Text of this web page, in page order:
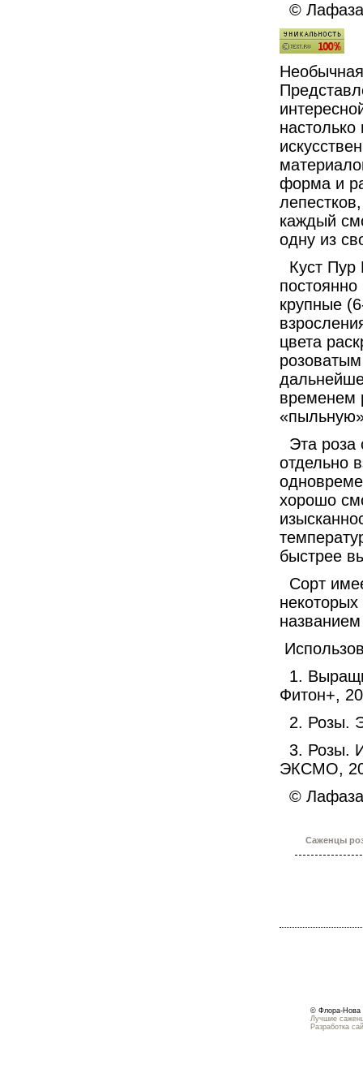
©
форма и
каждый
одну из
Куст Пур
крупные
цвета
временем
Эта роза
отдельно
хорошо
быстрее
Сорт
1.
Фитон+,
2. Розы.
3. Розы.
ЭКСМО,
©
Саженцы
© Флора-Нова
Лучшие
Разработка